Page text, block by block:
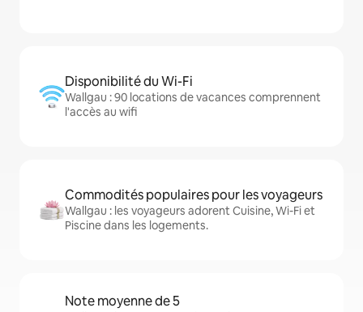
Disponibilité du Wi-Fi
Wallgau : 90 locations de vacances comprennent
l'accès au wifi
Commodités populaires pour les voyageurs
Wallgau : les voyageurs adorent Cuisine, Wi-Fi et
Piscine dans les logements.
Note moyenne de 5